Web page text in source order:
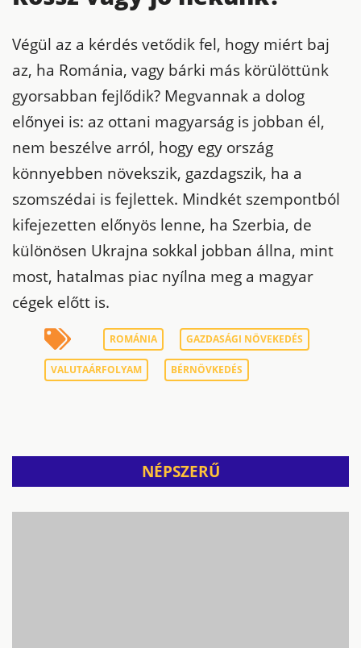
Végül az a kérdés vetődik fel, hogy miért baj
az, ha Románia, vagy bárki más körülöttünk
gyorsabban fejlődik? Megvannak a dolog
előnyei is: az ottani magyarság is jobban él,
nem beszélve arról, hogy egy ország
könnyebben növekszik, gazdagszik, ha a
szomszédai is fejlettek. Mindkét szempontból
kifejezetten előnyös lenne, ha Szerbia, de
különösen Ukrajna sokkal jobban állna, mint
most, hatalmas piac nyílna meg a magyar
cégek előtt is.
ROMÁNIA GAZDASÁGI NÖVEKEDÉS
VALUTAÁRFOLYAM BÉRNÖVKEDÉS
NÉPSZERŰ